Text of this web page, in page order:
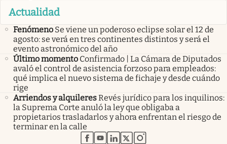
Actualidad
Fenómeno Se viene un poderoso eclipse solar el 12 de
agosto: se verá en tres continentes distintos y será el
evento astronómico del año
Último momento Confirmado | La Cámara de Diputados
avaló el control de asistencia forzoso para empleados:
qué implica el nuevo sistema de fichaje y desde cuándo
rige
Arriendos y alquileresRevés jurídico para los inquilinos:
la Suprema Corte anuló la ley que obligaba a
propietarios trasladarlos y ahora enfrentan el riesgo de
terminar en la calle
abre en nueva pestaña
abre en nueva pestaña
abre en nueva pestaña
abre en nueva pestaña
abre en nueva pestaña